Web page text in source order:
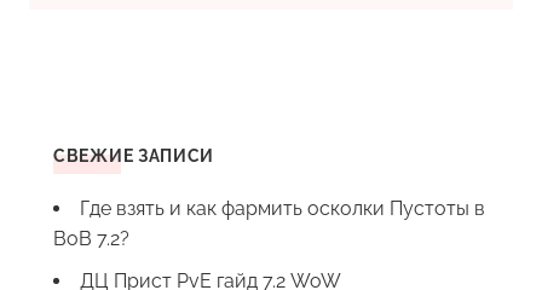
СВЕЖИЕ ЗАПИСИ
Где взять и как фармить осколки Пустоты в
ВоВ 7.2?
ДЦ Прист PvE гайд 7.2 WoW